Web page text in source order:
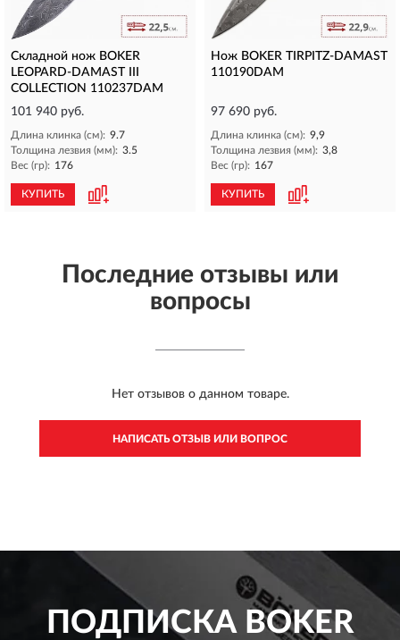
Складной нож BOKER
LEOPARD-DAMAST III
COLLECTION 110237DAM
101 940 руб.
Длина клинка (см): 9.7
Толщина лезвия (мм): 3.5
Вес (гр): 176
КУПИТЬ
Нож BOKER TIRPITZ-DAMAST
110190DAM
97 690 руб.
Длина клинка (см): 9,9
Толщина лезвия (мм): 3,8
Вес (гр): 167
КУПИТЬ
Последние отзывы или
вопросы
Нет отзывов о данном товаре.
НАПИСАТЬ ОТЗЫВ ИЛИ ВОПРОС
ПОДПИСКА BOKER